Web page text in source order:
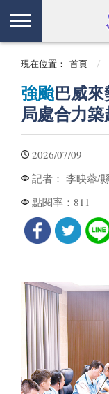
現在位置： 首頁
強颱巴威來
局處合力
2026/07/09
記者： 李映蓉/
點閱率： 811